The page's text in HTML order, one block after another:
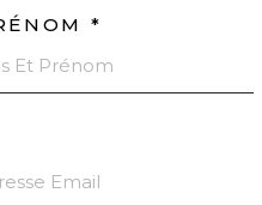
*